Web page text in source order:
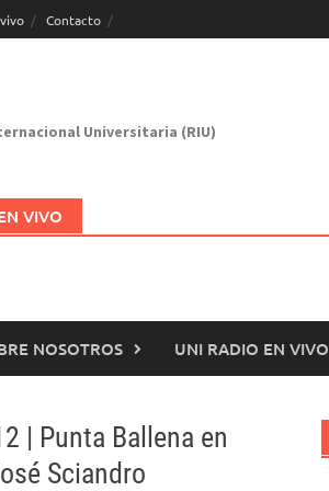
Contacto
Universitaria (RIU)
VIVO
NOSOTROS UNI RADIO EN VIVO
| Punta Ballena en
Sciandro